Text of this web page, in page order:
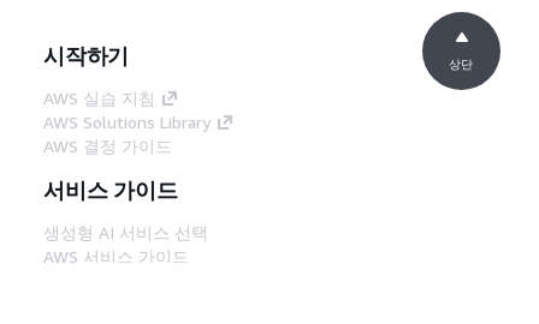
시작하기
AWS 실습 지침
AWS Solutions Library
AWS 결정 가이드
서비스 가이드
생성형 AI 서비스 선택
AWS 서비스 가이드
상단